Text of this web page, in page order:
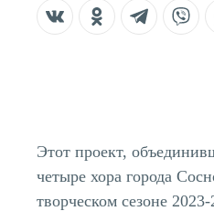
Этот проект,
четыре хора города
творческом сезоне